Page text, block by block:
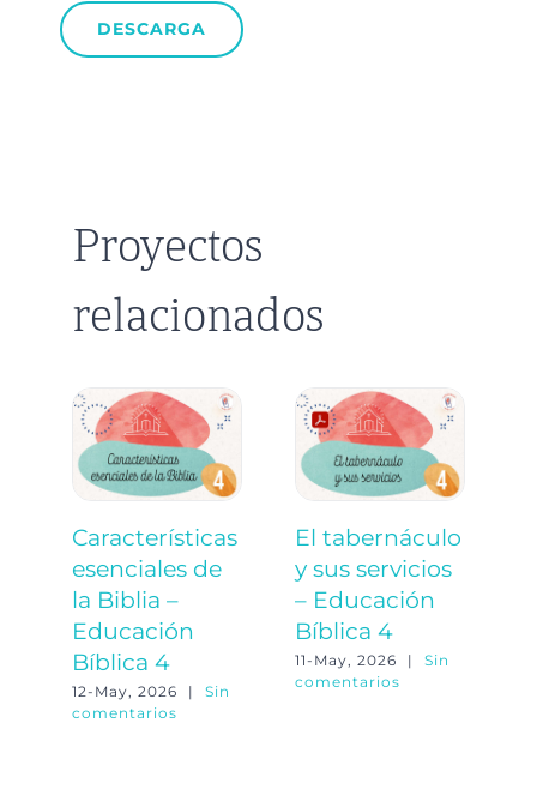
DESCARGA
Proyectos
relacionados
Características
esenciales de
la Biblia –
Educación
Bíblica 4
12-May, 2026 |
Sin
comentarios
El tabernáculo
y sus servicios
– Educación
Bíblica 4
11-May, 2026 |
Sin
comentarios